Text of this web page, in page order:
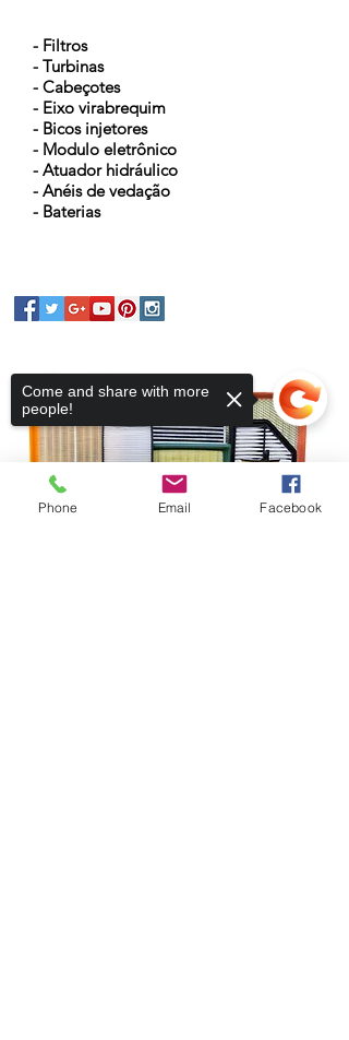
- Filtros
- Turbinas
- Cabeçotes
- Eixo virabrequim
- Bicos injetores
- Modulo eletrônico
- Atuador hidráulico
- Anéis de vedação
- Baterias
Phone Email Facebook
Come and share with more
people!